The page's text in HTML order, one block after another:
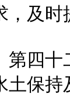
，及时
十二
土保持